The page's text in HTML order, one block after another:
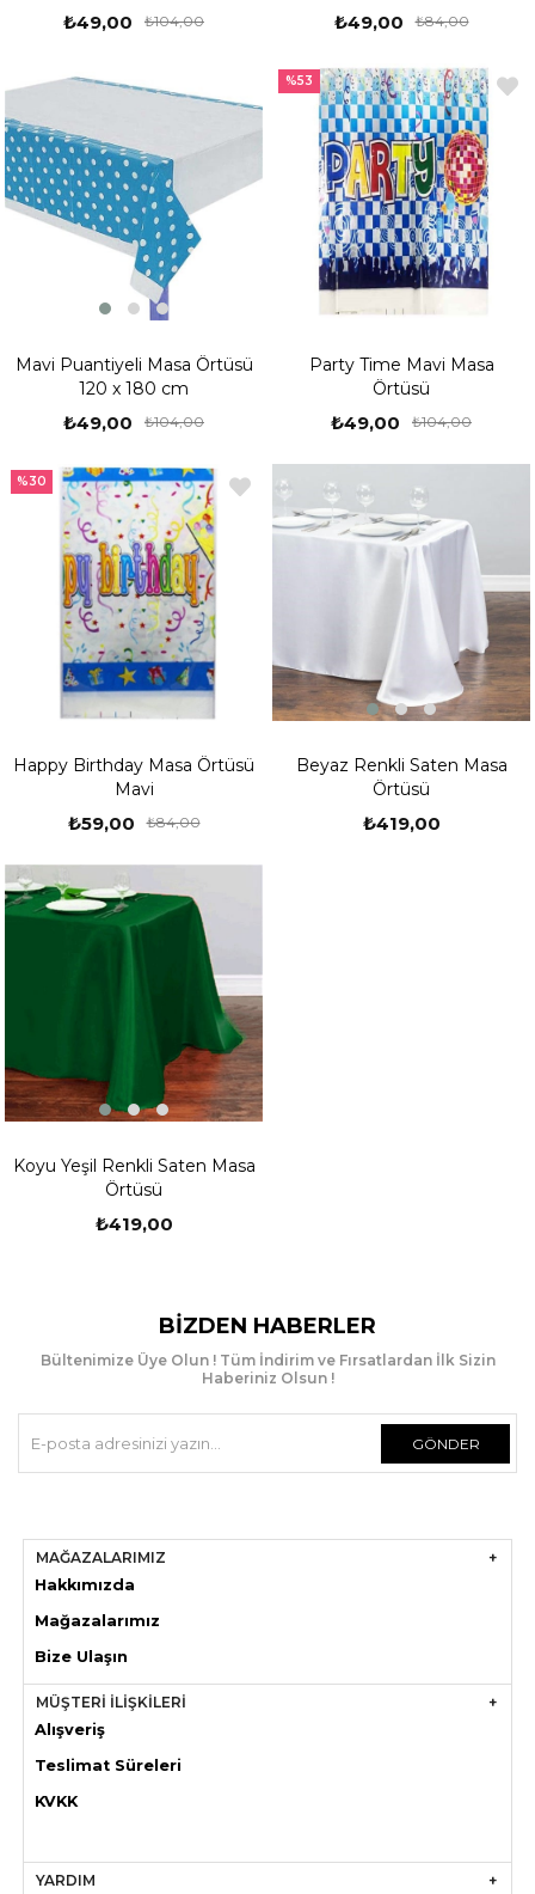
₺49,00 ₺104,00 ₺49,00 ₺84,00
Mavi Puantiyeli Masa Örtüsü
120 x 180 cm
₺49,00 ₺104,00
%53
Party Time Mavi Masa
Örtüsü
₺49,00 ₺104,00
%53
Happy Birthday Masa Örtüsü
Mavi
₺59,00 ₺84,00
%30
Beyaz Renkli Saten Masa
Örtüsü
₺419,00
Koyu Yeşil Renkli Saten Masa
Örtüsü
₺419,00
BIZDEN HABERLER
Bültenimize Üye Olun ! Tüm İndirim ve Fırsatlardan İlk Sizin
Haberiniz Olsun !
GÖNDER
MAĞAZALARIMIZ
Hakkımızda
Mağazalarımız
Bize Ulaşın
MÜŞTERİ İLİŞKİLERİ
Alışveriş
Teslimat Süreleri
KVKK
YARDIM